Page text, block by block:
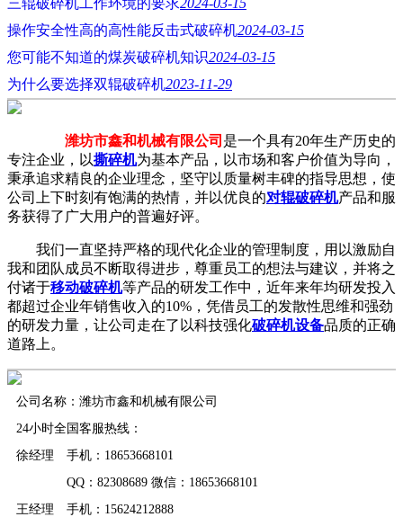
三辊破碎机工作环境的要求2024-03-15
操作安全性高的高性能反击式破碎机2024-03-15
您可能不知道的煤炭破碎机知识2024-03-15
为什么要选择双辊破碎机2023-11-29
潍坊市鑫和机械有限公司 是一个具有20年生产历史的
专注企业，以撕碎机为基本产品，以市场和客户价值为导向，
秉承追求精良的企业理念，坚守以质量树丰碑的指导思想，使
公司上下时刻有饱满的热情，并以优良的对辊破碎机产品和服
务获得了广大用户的普遍好评。
我们一直坚持严格的现代化企业的管理制度，用以激励自
我和团队成员不断取得进步，尊重员工的想法与建议，并将之
付诸于移动破碎机等产品的研发工作中，近年来年均研发投入
都超过企业年销售收入的10%，凭借员工的发散性思维和强劲
的研发力量，让公司走在了以科技强化破碎机设备品质的正确
道路上。
公司名称：潍坊市鑫和机械有限公司
24小时全国客服热线：
徐经理 手机：18653668101
QQ：82308689 微信：18653668101
王经理 手机：15624212888